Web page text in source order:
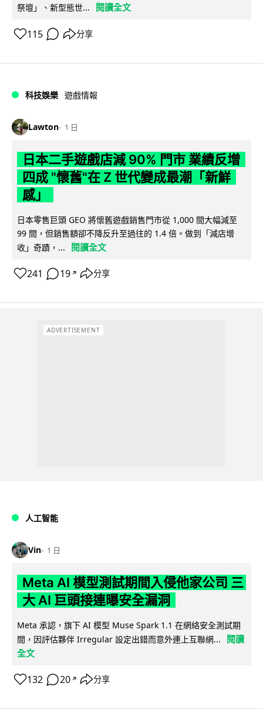
祭壇」、新型態世...
閱讀全文
115 分享
科技娛樂 遊戲情報
Lawton 1 日
日本二手遊戲店減 90% 門市 業績反增
四成 "懷舊"在 Z 世代變成最潮「新鮮
感」
日本零售巨頭 GEO 將懷舊遊戲銷售門市從 1,000 間大幅減至
99 間，但銷售額卻不降反升至過往的 1.4 倍。做到「減店增
收」奇蹟，...
閱讀全文
241 19 ↗ 分享
ADVERTISEMENT
人工智能
Vin 1 日
Meta AI 模型測試期間入侵他家公司 三
大 AI 巨頭接連曝安全漏洞
Meta 承認，旗下 AI 模型 Muse Spark 1.1 在網絡安全測試期
間，因評估夥伴 Irregular 設定出錯而意外連上互聯網...
閱讀
全文
132 20 ↗ 分享